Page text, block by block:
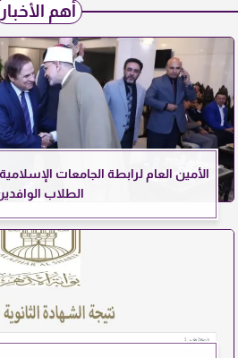
أهم الأخبار
الأمين العام لرابطة الجامعات
الطلاب